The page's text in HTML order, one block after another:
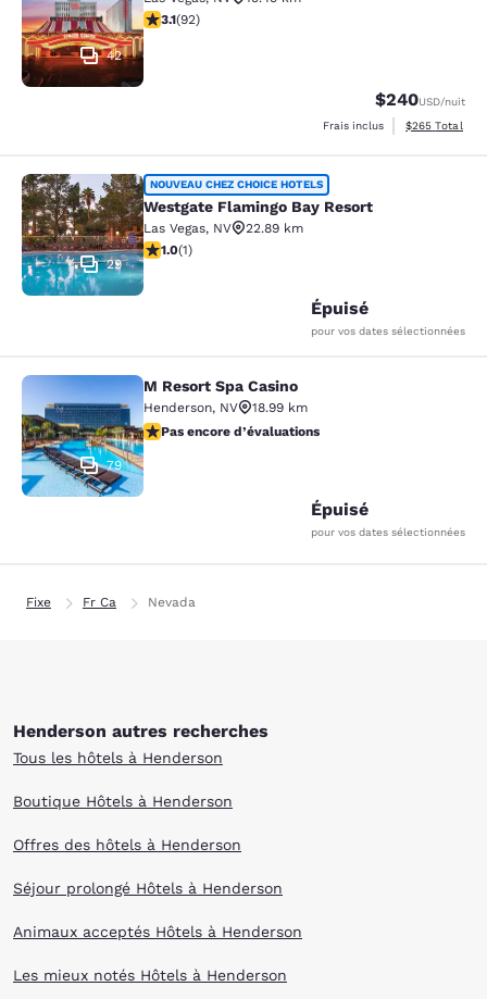
42
3.08 étoiles. Moyen. 92 commentaires
3.1(92)
$240USD/nuit
Frais inclus
Afficher les
$265 Total
Westgate Flamingo Bay Resort
29
NOUVEAU CHEZ CHOICE HOTELS
Westgate Flamingo Bay Resort
Las Vegas, NV
22.89 km
1 étoile. Moyen. 1 commentaire
1.0(1)
Épuisé
pour vos dates sélectionnées
M Resort Spa Casino
79
M Resort Spa Casino
Henderson, NV
18.99 km
Pas encore d’évaluations
Pas encore d’évaluations
Épuisé
pour vos dates sélectionnées
Fixe Fr Ca Nevada
Henderson autres recherches
Tous les hôtels à Henderson
Boutique Hôtels à Henderson
Offres des hôtels à Henderson
Séjour prolongé Hôtels à Henderson
Animaux acceptés Hôtels à Henderson
Les mieux notés Hôtels à Henderson